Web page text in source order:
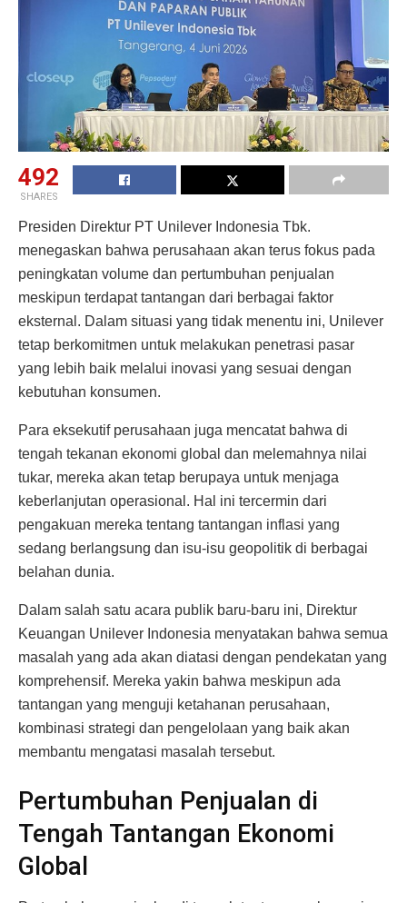
492
SHARES
Presiden Direktur PT Unilever Indonesia Tbk.
menegaskan bahwa perusahaan akan terus fokus pada
peningkatan volume dan pertumbuhan penjualan
meskipun terdapat tantangan dari berbagai faktor
eksternal. Dalam situasi yang tidak menentu ini, Unilever
tetap berkomitmen untuk melakukan penetrasi pasar
yang lebih baik melalui inovasi yang sesuai dengan
kebutuhan konsumen.
Para eksekutif perusahaan juga mencatat bahwa di
tengah tekanan ekonomi global dan melemahnya nilai
tukar, mereka akan tetap berupaya untuk menjaga
keberlanjutan operasional. Hal ini tercermin dari
pengakuan mereka tentang tantangan inflasi yang
sedang berlangsung dan isu-isu geopolitik di berbagai
belahan dunia.
Dalam salah satu acara publik baru-baru ini, Direktur
Keuangan Unilever Indonesia menyatakan bahwa semua
masalah yang ada akan diatasi dengan pendekatan yang
komprehensif. Mereka yakin bahwa meskipun ada
tantangan yang menguji ketahanan perusahaan,
kombinasi strategi dan pengelolaan yang baik akan
membantu mengatasi masalah tersebut.
Pertumbuhan Penjualan di
Tengah Tantangan Ekonomi
Global